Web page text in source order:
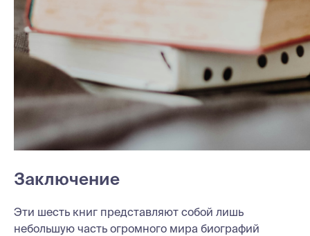
Заключение
Эти шесть книг представляют собой лишь
небольшую часть огромного мира биографий